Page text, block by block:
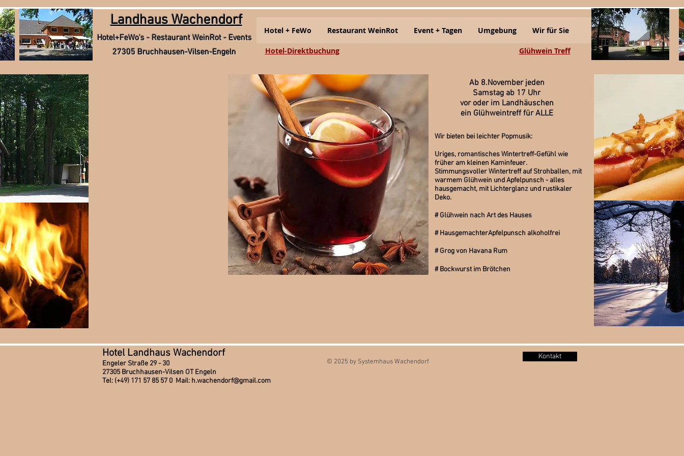
Landhaus Wachendorf
Hotel+FeWo's - Restaurant WeinRot - Events
27305 Bruchhausen-Vilsen-Engeln
Hotel + FeWo Restaurant WeinRot Event + Tagen Umgebung Wir für Sie
Hotel-Direktbuchung Glühwein Treff
Ab 8.November jeden
Samstag ab 17 Uhr
vor oder im Landhäuschen
ein Glühweintreff für ALLE
Wir bieten bei leichter Popmusik:
Uriges, romantisches Wintertreff-Gefühl wie
früher am kleinen Kaminfeuer.
Stimmungsvoller Wintertreff auf Strohballen, mit
warmem Glühwein und Apfelpunsch - alles
hausgemacht, mit Lichterglanz und rustikaler
Deko.
# Glühwein nach Art des Hauses
# HausgemachterApfelpunsch alkoholfrei
# Grog von Havana Rum
# Bockwurst im Brötchen
Hotel Landhaus Wachendorf
Engeler Straße 29 - 30
27305 Bruchhausen-Vilsen OT Engeln
Tel: (+49) 171 57 85 57 0 Mail: h.wachendorf@gmail.com
© 2025 by Systemhaus Wachendorf
Kontakt